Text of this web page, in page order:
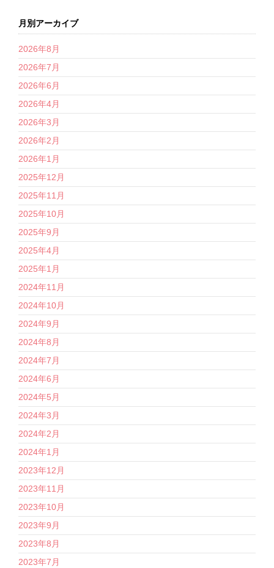
月別アーカイブ
2026年8月
2026年7月
2026年6月
2026年4月
2026年3月
2026年2月
2026年1月
2025年12月
2025年11月
2025年10月
2025年9月
2025年4月
2025年1月
2024年11月
2024年10月
2024年9月
2024年8月
2024年7月
2024年6月
2024年5月
2024年3月
2024年2月
2024年1月
2023年12月
2023年11月
2023年10月
2023年9月
2023年8月
2023年7月